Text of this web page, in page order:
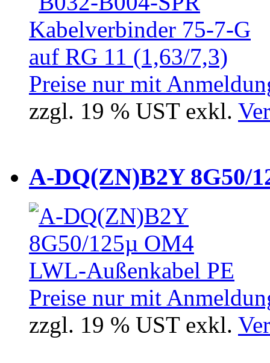
Preise nur mit
zzgl. 19 % UST exkl.
A-DQ(ZN)B2Y 8G50/
Preise nur mit
zzgl. 19 % UST exkl.